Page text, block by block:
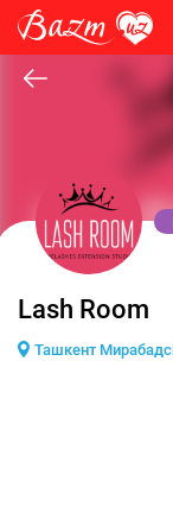
Lash Room
Ташкент